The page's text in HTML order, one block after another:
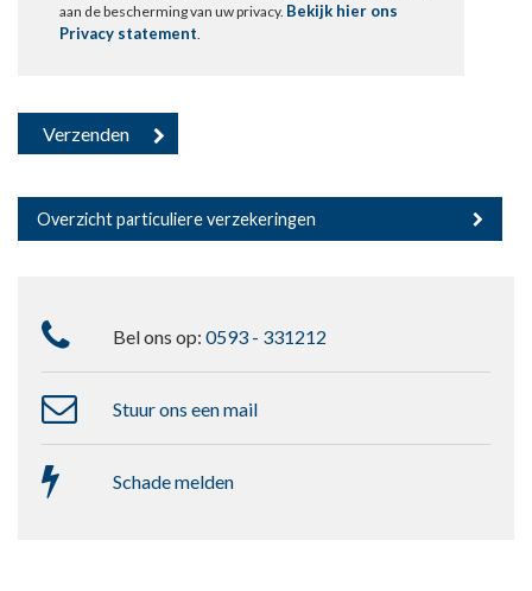
aan de bescherming van uw privacy. Bekijk hier ons
Privacy statement.
Overzicht particuliere verzekeringen
Bel ons op: 0593 - 331212
Stuur ons een mail
Schade melden